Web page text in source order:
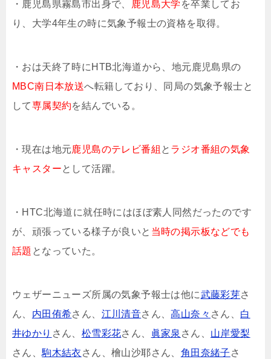
・鹿児島県霧島市出身で、 鹿児島大学 を卒業してお
り、大学4年生の時に気象予報士の資格を取得。
・おは天終了時にHTB北海道から、地元鹿児島県の
MBC南日本放送へ転籍しており、同局の気象予報士と
して専属契約を結んでいる。
・現在は地元鹿児島のテレビ番組 と ラジオ番組の気象
キャスターとして活躍。
・HTC北海道に就任時にはほぼ素人同然だったのです
が、頑張っている様子が良いと 当時の掲示板などでも
話題 となっていた。
ウェザーニューズ所属の気象予報士は他に武藤彩芽さ
ん、 内田侑希さん、 江川清音さん、高山奈々 さん、 白
井ゆかり さん、 松雪彩花さん、 眞家泉 さん、 山岸愛梨
さん、駒木結衣 さん、檜山沙耶さん、 角田奈緒子 さ